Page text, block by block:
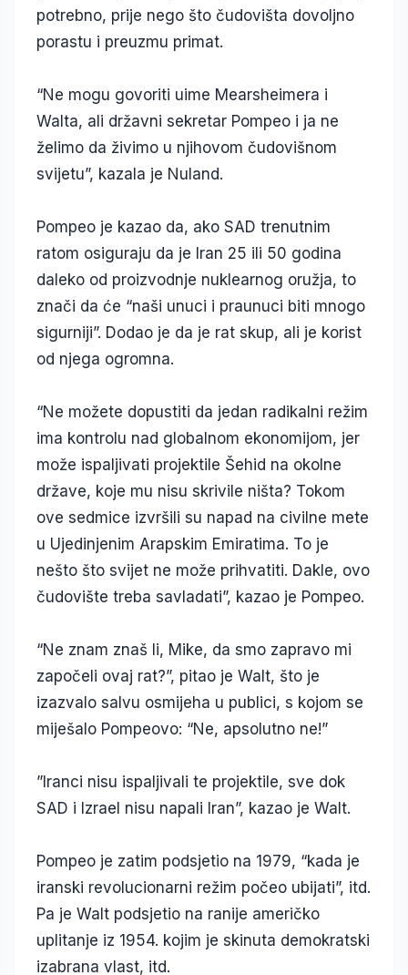
potrebno, prije nego što čudovišta dovoljno
porastu i preuzmu primat.
“Ne mogu govoriti uime Mearsheimera i
Walta, ali državni sekretar Pompeo i ja ne
želimo da živimo u njihovom čudovišnom
svijetu”, kazala je Nuland.
Pompeo je kazao da, ako SAD trenutnim
ratom osiguraju da je Iran 25 ili 50 godina
daleko od proizvodnje nuklearnog oružja, to
znači da će “naši unuci i praunuci biti mnogo
sigurniji”. Dodao je da je rat skup, ali je korist
od njega ogromna.
“Ne možete dopustiti da jedan radikalni režim
ima kontrolu nad globalnom ekonomijom, jer
može ispaljivati projektile Šehid na okolne
države, koje mu nisu skrivile ništa? Tokom
ove sedmice izvršili su napad na civilne mete
u Ujedinjenim Arapskim Emiratima. To je
nešto što svijet ne može prihvatiti. Dakle, ovo
čudovište treba savladati”, kazao je Pompeo.
“Ne znam znaš li, Mike, da smo zapravo mi
započeli ovaj rat?”, pitao je Walt, što je
izazvalo salvu osmijeha u publici, s kojom se
miješalo Pompeovo: “Ne, apsolutno ne!”
”Iranci nisu ispaljivali te projektile, sve dok
SAD i Izrael nisu napali Iran”, kazao je Walt.
Pompeo je zatim podsjetio na 1979, “kada je
iranski revolucionarni režim počeo ubijati”, itd.
Pa je Walt podsjetio na ranije američko
uplitanje iz 1954. kojim je skinuta demokratski
izabrana vlast, itd.